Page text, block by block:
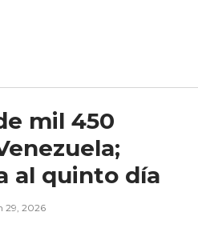
mil 450
al quinto día
29, 2026